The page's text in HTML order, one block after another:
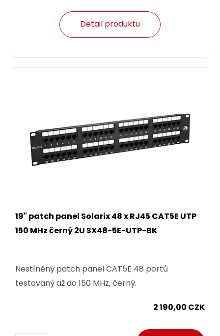
Detail produktu
19" patch panel Solarix 48 x RJ45 CAT5E UTP
150 MHz černý 2U SX48-5E-UTP-BK
Nestíněný patch panel CAT5E 48 portů
testovaný až do 150 MHz, černý.
2 190,00 CZK